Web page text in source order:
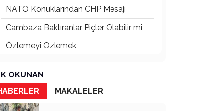
NATO Konuklarından CHP Mesajı
Cambaza Baktıranlar Piçler Olabilir mi
Özlemeyi Özlemek
Yaşananların Vebali Kim
Siyasetin Kökleri Köklerin Siyaseti
OKUNAN
MAKALELER